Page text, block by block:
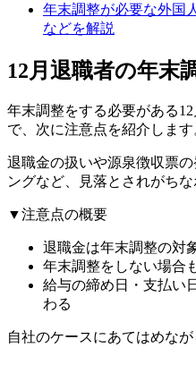
年末調整が必要な外国
などを解説
12月退職者の年末
年末調整をする必要がある
で、次に注意点を紹介します
退職金の扱いや源泉徴収票
ングなど、見落とされがち
▼注意点の概要
退職金は年末調整の対
年末調整をしない場合
給与の締め日・支払い
わる
自社のケースにあてはめな